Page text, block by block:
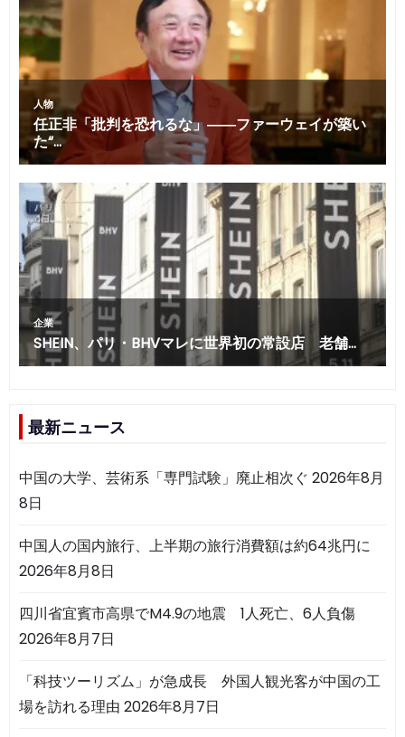
最新ニュース
中国の大学、芸術系「専門試験」廃止相次ぐ 2026年8月
8日
中国人の国内旅行、上半期の旅行消費額は約64兆円に
2026年8月8日
四川省宜賓市高県でM4.9の地震 1人死亡、6人負傷
2026年8月7日
「科技ツーリズム」が急成長 外国人観光客が中国の工
場を訪れる理由 2026年8月7日